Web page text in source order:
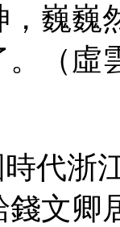
巍巍
（虛
代浙
文卿